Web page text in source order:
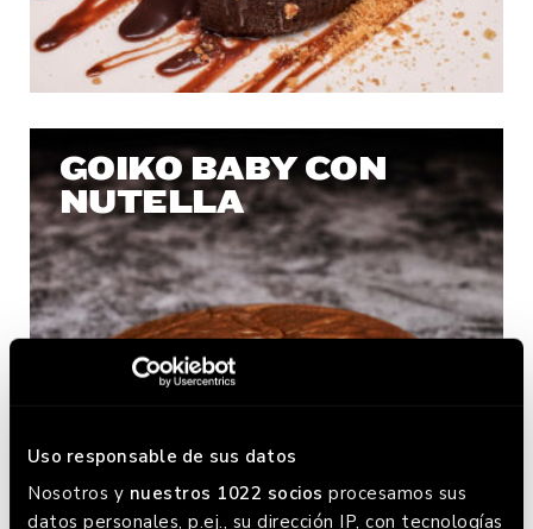
Uso responsable de sus datos
Nosotros y nuestros 1022 socios procesamos sus
datos personales, p.ej., su dirección IP, con tecnologías
GOIKO BABY CON
NUTELLA